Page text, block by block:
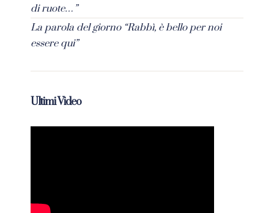
di ruote…”
La parola del giorno “Rabbì, è bello per noi
essere qui”
Ultimi Video